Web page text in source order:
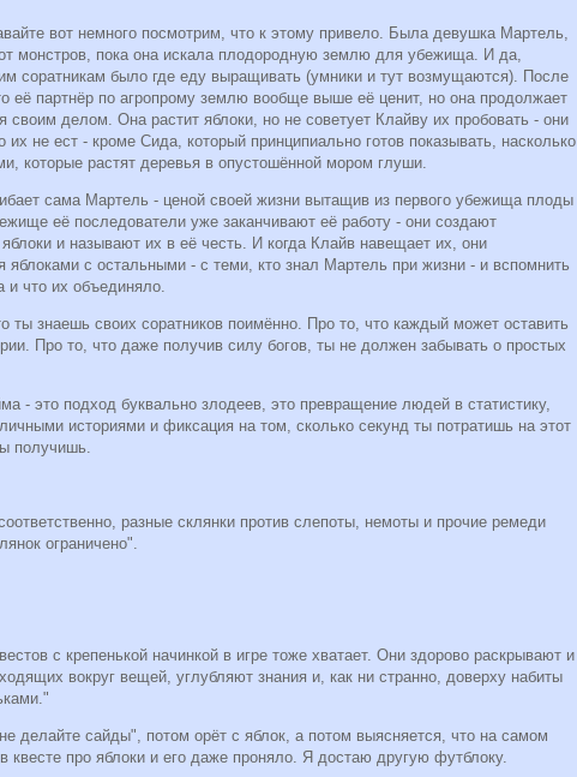
вот немного посмотрим, что к этому привело. Была девушка Мартель,
монстров, пока она искала плодородную землю для убежища. И да,
соратникам было где еду выращивать (умники и тут возмущаются). После
её партнёр по агропрому землю вообще выше её ценит, но она продолжает
своим делом. Она растит яблоки, но не советует Клайву их пробовать - они
не ест - кроме Сида, который принципиально готов показывать, насколько
которые растят деревья в опустошённой мором глуши.
сама Мартель - ценой своей жизни вытащив из первого убежища плоды
её последователи уже заканчивают её работу - они создают
и называют их в её честь. И когда Клайв навещает их, они
яблоками с остальными - с теми, кто знал Мартель при жизни - и вспомнить
и что их объединяло.
ты знаешь своих соратников поимённо. Про то, что каждый может оставить
Про то, что даже получив силу богов, ты не должен забывать о простых
- это подход буквально злодеев, это превращение людей в статистику,
историями и фиксация на том, сколько секунд ты потратишь на этот
получишь.
разные склянки против слепоты, немоты и прочие ремеди
ограничено".
с крепенькой начинкой в игре тоже хватает. Они здорово раскрывают и
вокруг вещей, углубляют знания и, как ни странно, доверху набиты
делайте сайды", потом орёт с яблок, а потом выясняется, что на самом
квесте про яблоки и его даже проняло. Я достаю другую футблоку.